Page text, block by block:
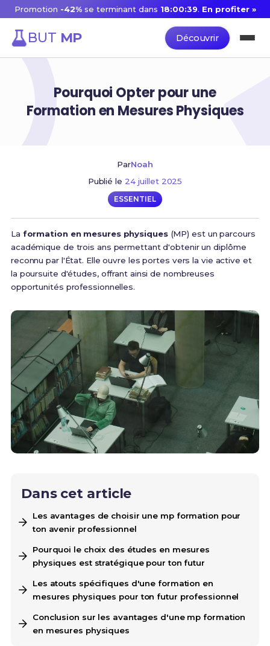
Promotion -42%se terminant dans 18:00:39. En profiter »
BUT MP Découvrir
Pourquoi Opter pour une
Formation en Mesures Physiques
ParNoah
Publié le 24 juillet 2025
ESSENTIEL
La formation en mesures physiques(MP) est un parcours
académique de trois ans permettant d'obtenir un diplôme
reconnu par l'État. Elle ouvre les portes vers la vie active et
la poursuite d'études, offrant ainsi de nombreuses
opportunités professionnelles.
Dans cet article
Les avantages de choisir une mp formation pour
ton avenir professionnel
Pourquoi le choix des études en mesures
physiques est stratégique pour ton futur
Les atouts spécifiques d'une formation en
mesures physiques pour ton futur professionnel
Conclusion sur les avantages d'une mp formation
en mesures physiques